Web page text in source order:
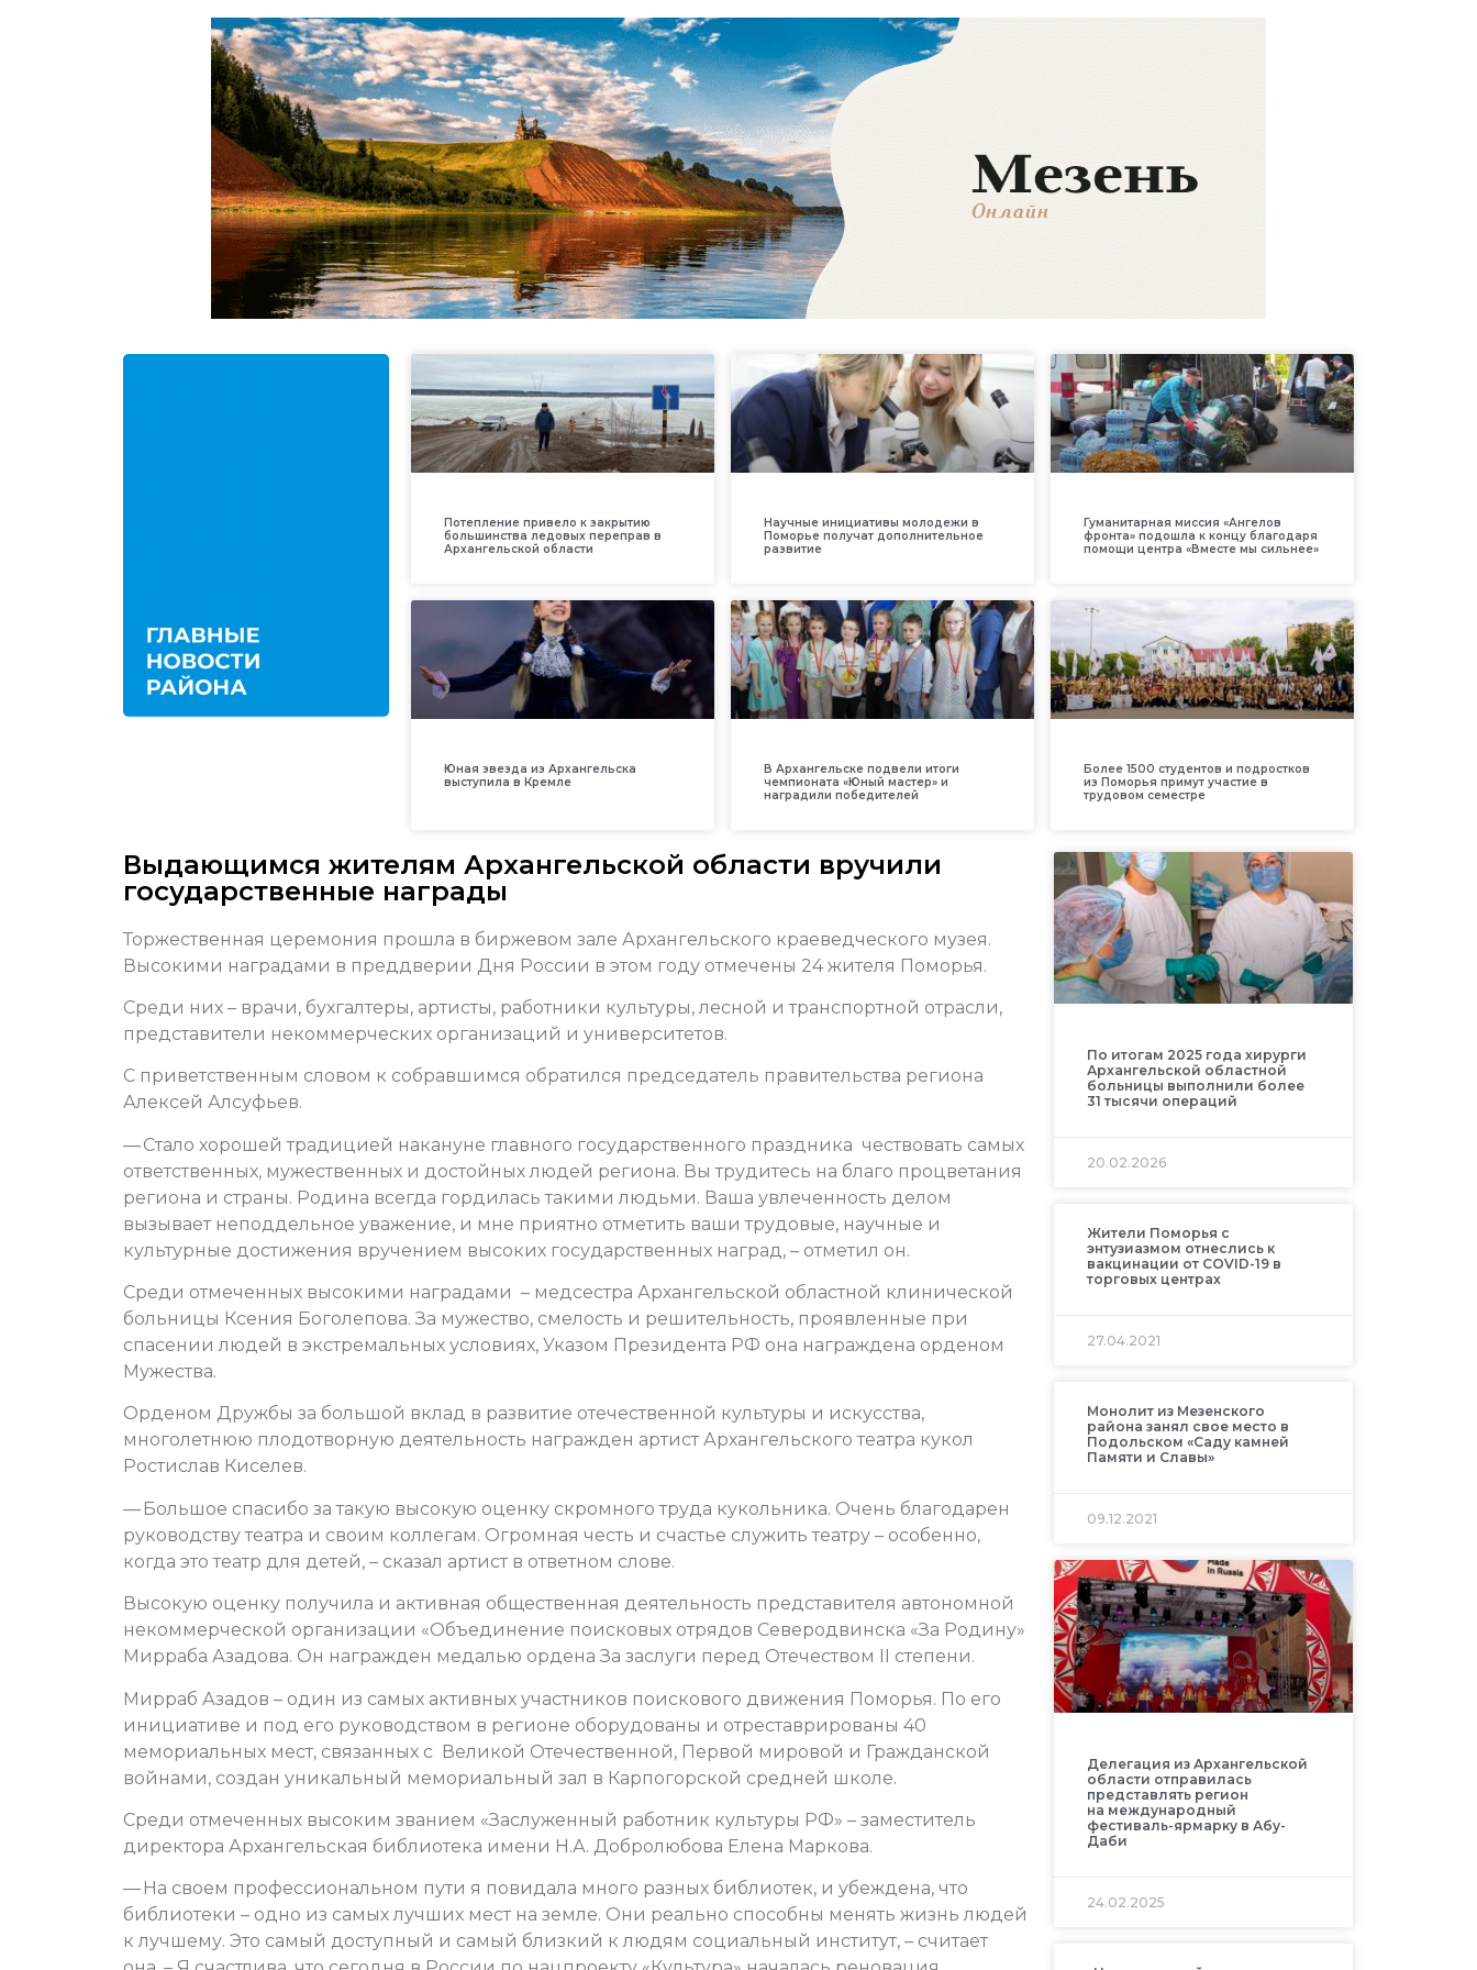
Потепление привело к закрытию
большинства ледовых переправ в
Архангельской области
Научные инициативы молодежи в
Поморье получат дополнительное
развитие
Гуманитарная миссия «Ангелов
фронта» подошла к концу благодаря
помощи центра «Вместе мы сильнее»
Юная звезда из Архангельска
выступила в Кремле
В Архангельске подвели итоги
чемпионата «Юный мастер» и
наградили победителей
Более 1500 студентов и подростков
из Поморья примут участие в
трудовом семестре
Выдающимся жителям Архангельской области вручили
государственные награды
Торжественная церемония прошла в биржевом зале Архангельского краеведческого музея.
Высокими наградами в преддверии Дня России в этом году отмечены 24 жителя Поморья.
Среди них – врачи, бухгалтеры, артисты, работники культуры, лесной и транспортной отрасли,
представители некоммерческих организаций и университетов.
С приветственным словом к собравшимся обратился председатель правительства региона
Алексей Алсуфьев.
— Стало хорошей традицией накануне главного государственного праздника чествовать самых
ответственных, мужественных и достойных людей региона. Вы трудитесь на благо процветания
региона и страны. Родина всегда гордилась такими людьми. Ваша увлеченность делом
вызывает неподдельное уважение, и мне приятно отметить ваши трудовые, научные и
культурные достижения вручением высоких государственных наград, – отметил он.
Среди отмеченных высокими наградами – медсестра Архангельской областной клинической
больницы Ксения Боголепова. За мужество, смелость и решительность, проявленные при
спасении людей в экстремальных условиях, Указом Президента РФ она награждена орденом
Мужества.
Орденом Дружбы за большой вклад в развитие отечественной культуры и искусства,
многолетнюю плодотворную деятельность награжден артист Архангельского театра кукол
Ростислав Киселев.
— Большое спасибо за такую высокую оценку скромного труда кукольника. Очень благодарен
руководству театра и своим коллегам. Огромная честь и счастье служить театру – особенно,
когда это театр для детей, – сказал артист в ответном слове.
Высокую оценку получила и активная общественная деятельность представителя автономной
некоммерческой организации «Объединение поисковых отрядов Северодвинска «За Родину»
Мирраба Азадова. Он награжден медалью ордена За заслуги перед Отечеством II степени.
Мирраб Азадов – один из самых активных участников поискового движения Поморья. По его
инициативе и под его руководством в регионе оборудованы и отреставрированы 40
мемориальных мест, связанных с Великой Отечественной, Первой мировой и Гражданской
войнами, создан уникальный мемориальный зал в Карпогорской средней школе.
Среди отмеченных высоким званием «Заслуженный работник культуры РФ» – заместитель
директора Архангельская библиотека имени Н.А. Добролюбова Елена Маркова.
— На своем профессиональном пути я повидала много разных библиотек, и убеждена, что
библиотеки – одно из самых лучших мест на земле. Они реально способны менять жизнь людей
к лучшему. Это самый доступный и самый близкий к людям социальный институт, – считает
По итогам 2025 года хирурги
Архангельской областной
больницы выполнили более
31 тысячи операций
20.02.2026
Жители Поморья с
энтузиазмом отнеслись к
вакцинации от COVID-19 в
торговых центрах
27.04.2021
Монолит из Мезенского
района занял свое место в
Подольском «Саду камней
Памяти и Славы»
09.12.2021
Делегация из Архангельской
области отправилась
представлять регион
на международный
фестиваль-ярмарку в Абу-
Даби
24.02.2025